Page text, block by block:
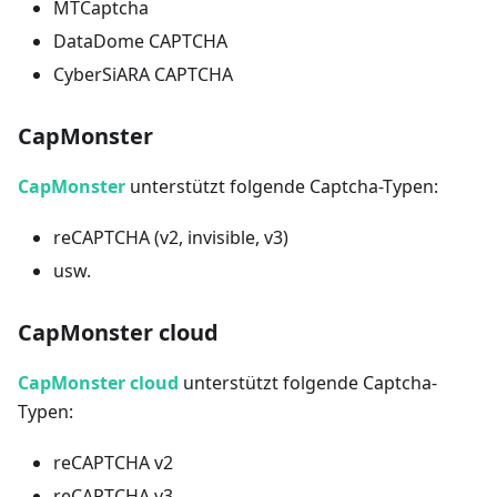
MTCaptcha
DataDome CAPTCHA
CyberSiARA CAPTCHA
CapMonster
CapMonster unterstützt folgende Captcha-Typen:
reCAPTCHA (v2, invisible, v3)
usw.
CapMonster cloud
CapMonster cloud unterstützt folgende Captcha-
Typen:
reCAPTCHA v2